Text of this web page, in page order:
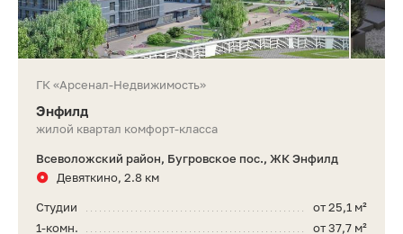
ГК «Арсенал-Недвижимость»
Энфилд
жилой квартал комфорт-класса
Всеволожский район, Бугровское пос., ЖК Энфилд
Девяткино, 2.8 км
от 25,1 м²
Студии
от 37,7 м²
1-комн.